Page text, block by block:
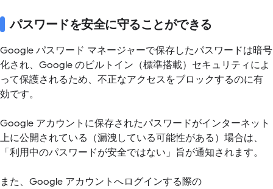
パスワードを安全に守ることができる
Google パスワード マネージャーで保存したパスワードは暗号
化され、Google のビルトイン（標準搭載）セキュリティによ
って保護されるため、不正なアクセスをブロックするのに有
効です。
Google アカウントに保存されたパスワードがインターネット
上に公開されている（漏洩している可能性がある）場合は、
「利用中のパスワードが安全ではない」旨が通知されます。
また、Google アカウントへログインする際の